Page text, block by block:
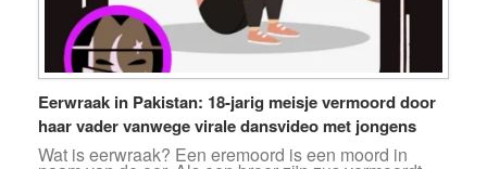
Eerwraak in Pakistan: 18-jarig meisje vermoord door
haar vader vanwege virale dansvideo met jongens
Wat is eerwraak? Een eremoord is een moord in